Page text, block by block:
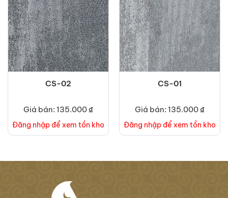
CS-02
Giá bán: 135.000 ₫
Đăng nhập để xem tồn kho
CS-01
Giá bán: 135.000 ₫
Đăng nhập để xem tồn kho